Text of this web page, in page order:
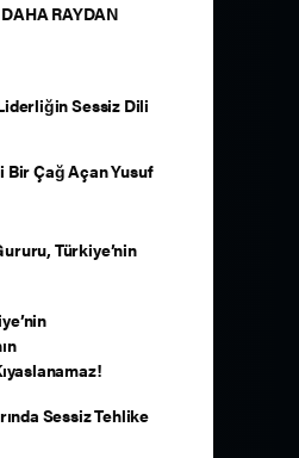
RAYDAN
Sessiz Dili
Bir Çağ Açan Yusuf
Türkiye’nin
Sessiz Tehlike